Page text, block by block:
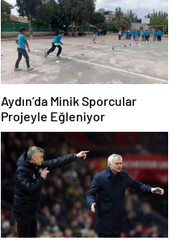
Aydın’da Minik Sporcular
Projeyle Eğleniyor